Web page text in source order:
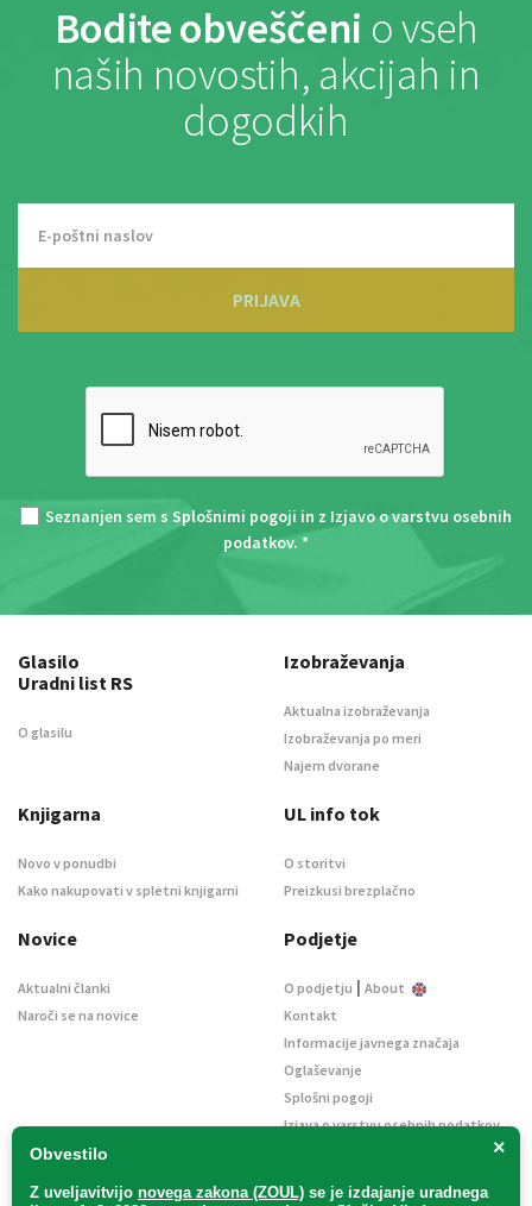
Bodite obveščeni o vseh
naših novostih, akcijah in
dogodkih
PRIJAVA
Seznanjen sem s Splošnimi pogoji in z Izjavo o varstvu osebnih
podatkov. *
×
Obvestilo
Z uveljavitvijo novega zakona (ZOUL) se je izdajanje uradnega
Glasilo
Uradni list RS
O glasilu
Izobraževanja
Aktualna izobraževanja
Izobraževanja po meri
Najem dvorane
Knjigarna
Novo v ponudbi
Kako nakupovati v spletni knjigarni
UL info tok
O storitvi
Preizkusi brezplačno
Novice
Aktualni članki
Naroči se na novice
Podjetje
O podjetju | About
Kontakt
Informacije javnega značaja
Oglaševanje
Splošni pogoji
Izjava o varstvu osebnih podatkov